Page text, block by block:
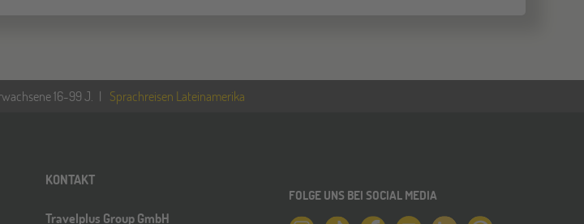
16-99 J. Sprachreisen Lateinamerika
KONTAKT
Travelplus Group GmbH
FOLGE UNS BEI SOCIAL MEDIA